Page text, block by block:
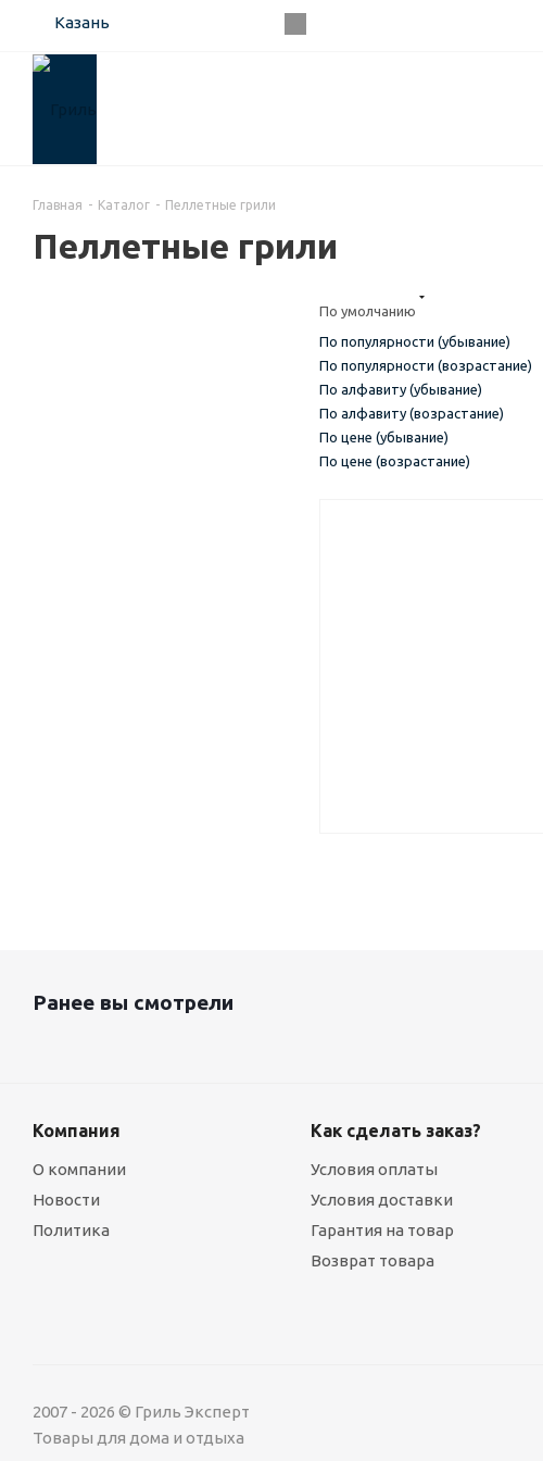
Казань
Главная - Каталог - Пеллетные грили
Пеллетные грили
По умолчанию
По популярности (убывание)
По популярности (возрастание)
По алфавиту (убывание)
По алфавиту (возрастание)
По цене (убывание)
По цене (возрастание)
Ранее вы смотрели
Компания
О компании
Новости
Политика
Как сделать заказ?
Условия оплаты
Условия доставки
Гарантия на товар
Возврат товара
2007 - 2026 © Гриль Эксперт
Товары для дома и отдыха